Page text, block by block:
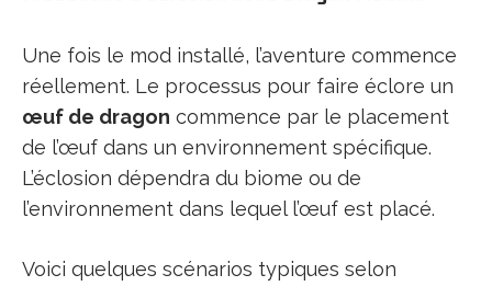
Une fois le mod installé, l’aventure commence
réellement. Le processus pour faire éclore un
œuf de dragon commence par le placement
de l’œuf dans un environnement spécifique.
L’éclosion dépendra du biome ou de
l’environnement dans lequel l’œuf est placé.
Voici quelques scénarios typiques selon